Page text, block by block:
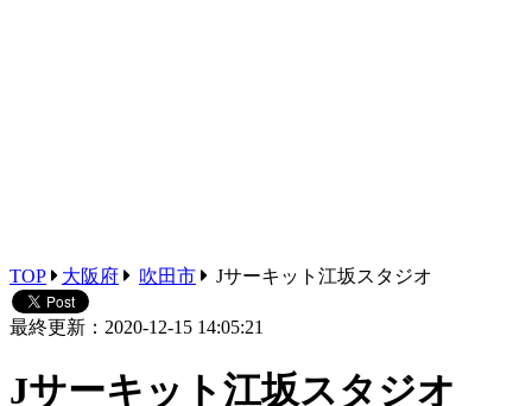
TOP 大阪府 吹田市 Jサーキット江坂スタジオ
最終更新：2020-12-15 14:05:21
Jサーキット江坂スタジオ